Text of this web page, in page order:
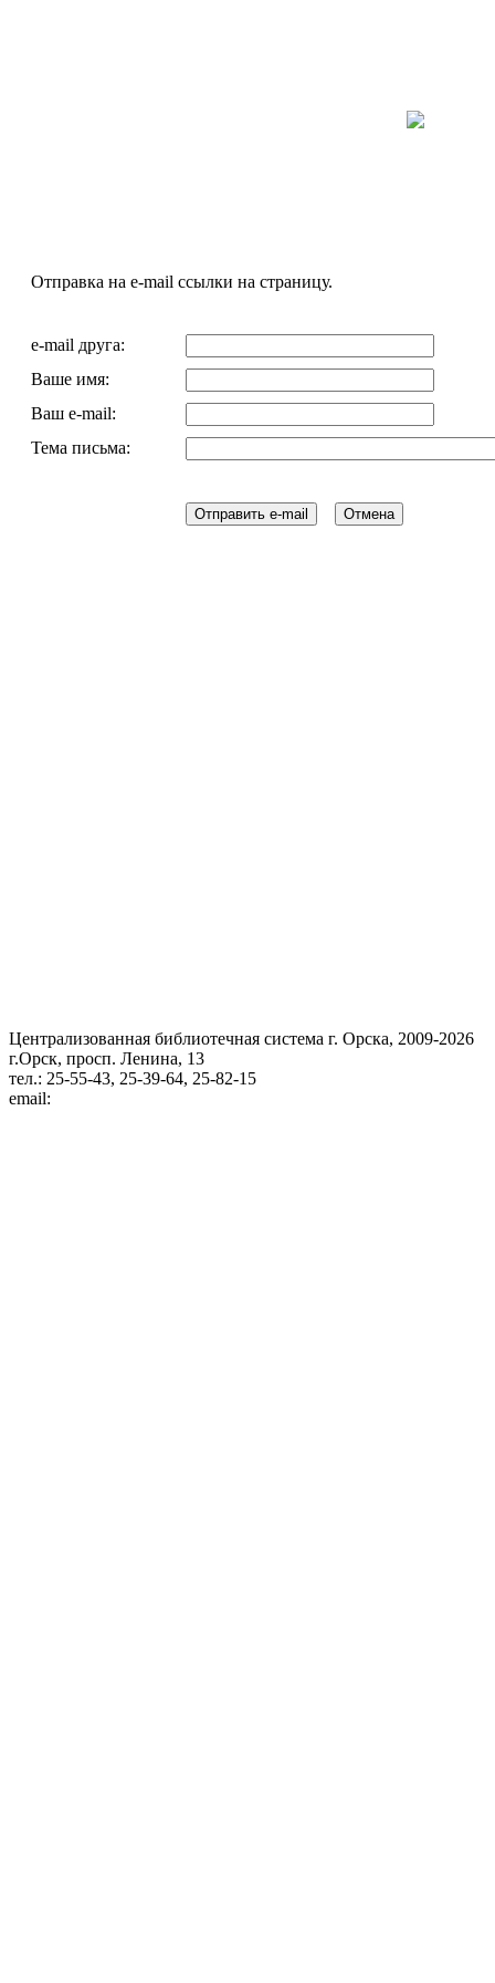
Отправка на e-mail ссылки на страницу.
e-mail друга:
Ваше имя:
Ваш e-mail:
Тема письма:
Централизованная библиотечная система г. Орска, 2009-2026
г.Орск, просп. Ленина, 13
тел.: 25-55-43, 25-39-64, 25-82-15
email: